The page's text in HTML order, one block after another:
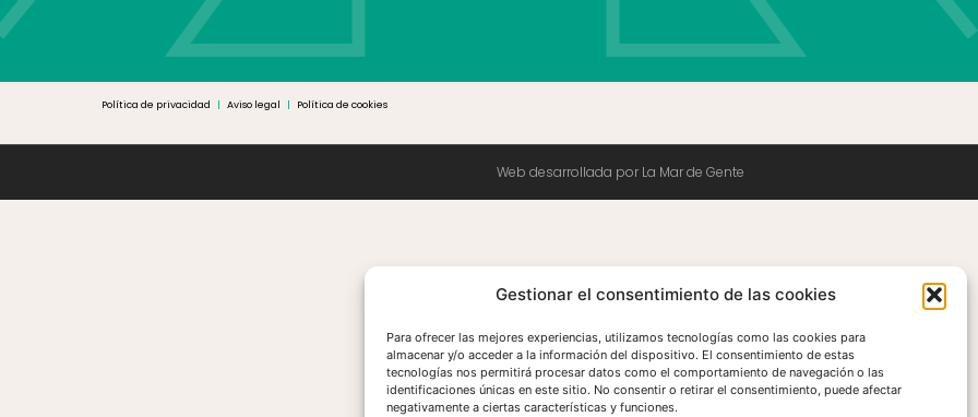
Gestionar el consentimiento de las cookies
Para ofrecer las mejores experiencias, utilizamos tecnologías como las cookies para
almacenar y/o acceder a la información del dispositivo. El consentimiento de estas
tecnologías nos permitirá procesar datos como el comportamiento de navegación o las
identificaciones únicas en este sitio. No consentir o retirar el consentimiento, puede afectar
negativamente a ciertas características y funciones.
Política de privacidad | Aviso legal | Política de cookies
Web desarrollada por La Mar de Gente